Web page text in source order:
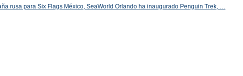
rusa para Six Flags México, SeaWorld Orlando ha inaugurado Penguin Trek, …